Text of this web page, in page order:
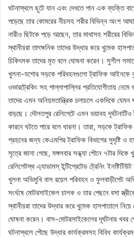
ঘটনাস্থলে ছুটে যান এবং দেখতে পান এক ব্যক্তি
পড়েছে তার কোমরের নীচসহ শরীর বিভিন্ন অংশ
নারীও ছিটকে পড়ে আছেন, তার মাথাসহ শরীরের
স্থানীয়রা তাৎক্ষনিক তাদের উদ্ধার করে খুমেক
চিকিৎসক তাদের মৃত বলে ঘোষনা করেন। সুশীল
খুলনা-যশোর সড়কে পরিবহনগুলো ট্রাফিক আইনকে
ওভারট্রেকিং সহ পাল্লাপাল্লির প্রতিযোগীতায় নেমে
তাদের এমন অনিয়মতান্ত্রিক চলাচলে একদিকে যেমন
বাড়ছে। দৌলতপুর রেলিগেটে এমন ভয়াবহ দূর্ঘটনাটিও
কারনে ঘটতে পারে বলে ধারনা। তারা, সড়কে
গ্রহনের জন্য কেএমপির ট্রাফিক বিভাগের সুদৃষ্টি ও
সূত্রে জানা গেছে, মঙ্গলবার সন্ধ্যা পৌনে ৭টার দিকে
রেলিগেটস্থ এ্যাডামস্ ইন্টিগ্রেটেড ট্রেনিং
খুলনা অভিমুখি বাস রয়েল পরিবহন ও ফুলবাড়ীগেট
সংর্ঘষে মোটরসাইকেল চালক ও তার পেছনে বসা
স্থানীয়রা তাদের উদ্ধার করে খুমেক হাসপাতালে
ঘোষনা করেন। বাস-মোটরসাইকেলের দূর্ঘটনার খবর
ঘটনাস্থলে পৌছে উদ্ধার কার্যক্রমসহ বিবিধ